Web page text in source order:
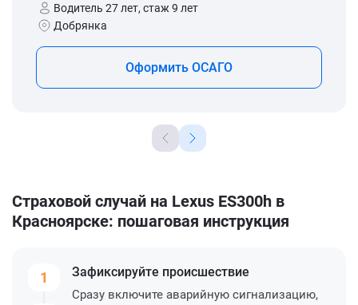
Водитель 27 лет, стаж 9 лет
Добрянка
Оформить ОСАГО
Страховой случай на Lexus ES300h в
Красноярске: пошаговая инструкция
1 Зафиксируйте происшествие
Сразу включите аварийную сигнализацию,